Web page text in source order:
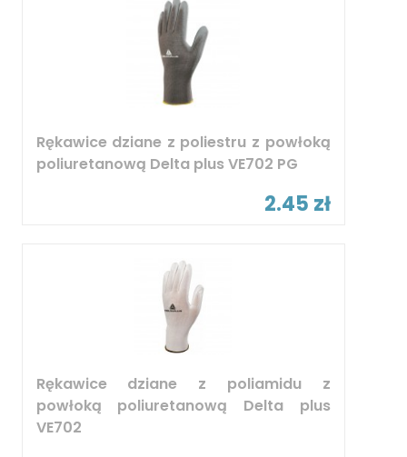
Rękawice dziane z poliestru z powłoką
poliuretanową Delta plus VE702 PG
2.45 zł
Rękawice dziane z poliamidu z
powłoką poliuretanową Delta plus
VE702